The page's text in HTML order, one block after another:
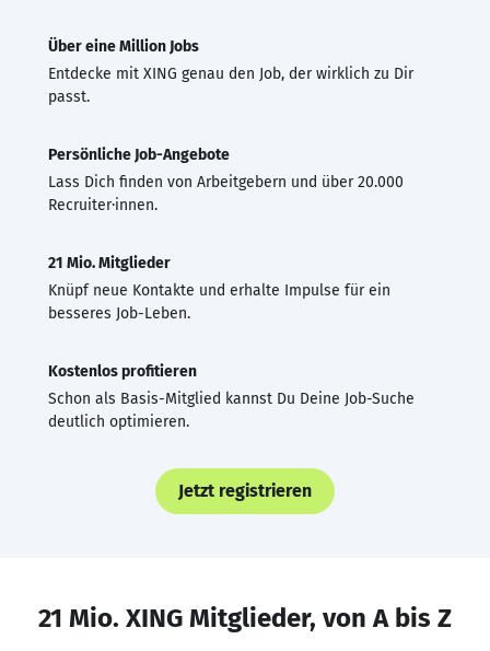
Über eine Million Jobs
Entdecke mit XING genau den Job, der wirklich zu Dir
passt.
Persönliche Job-Angebote
Lass Dich finden von Arbeitgebern und über 20.000
Recruiter·innen.
21 Mio. Mitglieder
Knüpf neue Kontakte und erhalte Impulse für ein
besseres Job-Leben.
Kostenlos profitieren
Schon als Basis-Mitglied kannst Du Deine Job-Suche
deutlich optimieren.
Jetzt registrieren
21 Mio. XING Mitglieder, von A bis Z